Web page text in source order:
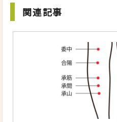
関連記事